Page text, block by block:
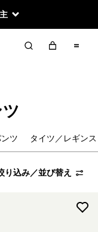
ツ タイツ／レギンス
り込み／並び替え